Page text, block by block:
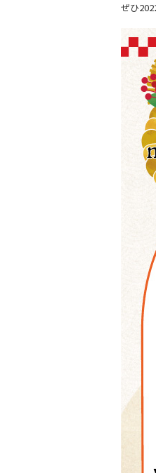
ぜひ